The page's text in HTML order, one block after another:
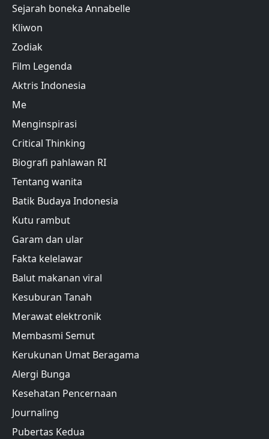
Sejarah boneka Annabelle
Kliwon
Zodiak
Film Legenda
Aktris Indonesia
Me
Menginspirasi
Critical Thinking
Biografi pahlawan RI
Tentang wanita
Batik Budaya Indonesia
Kutu rambut
Garam dan ular
Fakta kelelawar
Balut makanan viral
Kesuburan Tanah
Merawat elektronik
Membasmi Semut
Kerukunan Umat Beragama
Alergi Bunga
Kesehatan Pencernaan
Journaling
Pubertas Kedua